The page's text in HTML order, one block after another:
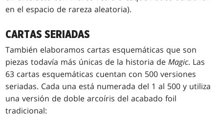
en el espacio de rareza aleatoria).
CARTAS SERIADAS
También elaboramos cartas esquemáticas que son
piezas todavía más únicas de la historia deMagic. Las
63 cartas esquemáticas cuentan con 500 versiones
seriadas. Cada una está numerada del 1 al 500 y utiliza
una versión de doble arcoíris del acabado foil
tradicional: